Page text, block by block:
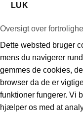
LUK
Oversigt over
Dette websted bruger
mens du navigerer
gemmes de cookies,
browser da de er
funktioner fungerer. Vi
hjælper os med at